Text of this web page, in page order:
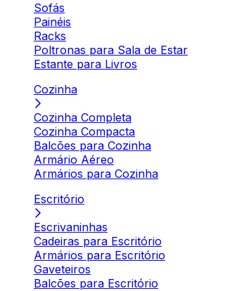
Sofás
Painéis
Racks
Poltronas para Sala de Estar
Estante para Livros
Cozinha
Cozinha Completa
Cozinha Compacta
Balcões para Cozinha
Armário Aéreo
Armários para Cozinha
Escritório
Escrivaninhas
Cadeiras para Escritório
Armários para Escritório
Gaveteiros
Balcões para Escritório